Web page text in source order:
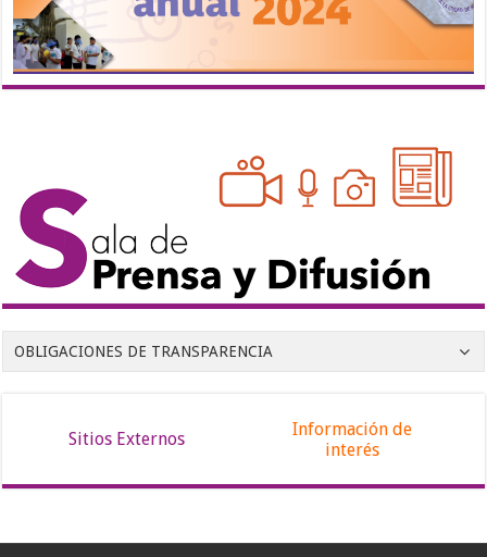
OBLIGACIONES DE TRANSPARENCIA
Sitios Externos
Información de
interés